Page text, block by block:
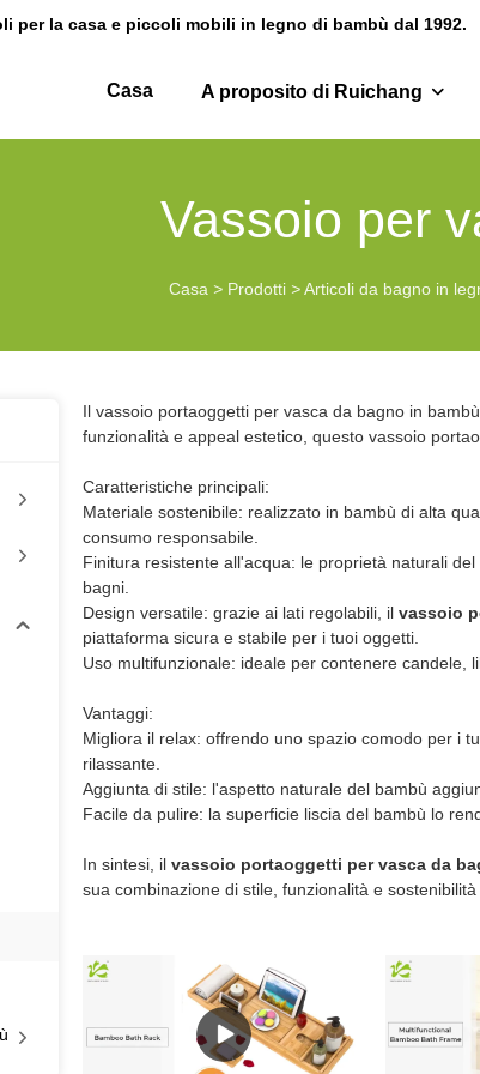
per la casa e piccoli mobili in legno di bambù dal 1992.
Casa A proposito di Ruichang
Vassoio per
Casa > Prodotti > Articoli da bagno in
Il vassoio portaoggetti per vasca da bagno in
funzionalità e appeal estetico, questo vassoio
Caratteristiche principali:
Materiale sostenibile: realizzato in bambù di alta
consumo responsabile.
Finitura resistente all'acqua: le proprietà naturali
bagni.
Design versatile: grazie ai lati regolabili, il vassoio
piattaforma sicura e stabile per i tuoi oggetti.
Uso multifunzionale: ideale per contenere candele,
Vantaggi:
Migliora il relax: offrendo uno spazio comodo per i
rilassante.
Aggiunta di stile: l'aspetto naturale del bambù
Facile da pulire: la superficie liscia del bambù lo
In sintesi, il vassoio portaoggetti per vasca da
sua combinazione di stile, funzionalità e